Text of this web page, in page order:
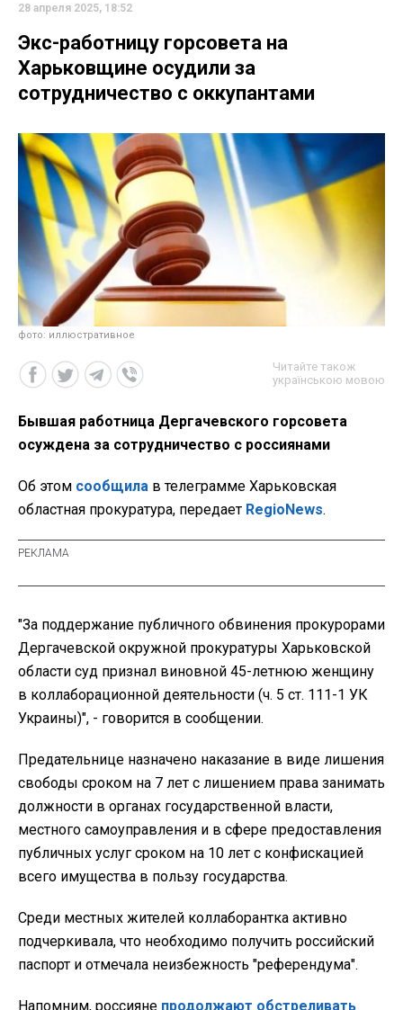
28 апреля 2025, 18:52
Экс-работницу горсовета на
Харьковщине осудили за
сотрудничество с оккупантами
фото: иллюстративное
Читайте також
українською мовою
Бывшая работница Дергачевского горсовета
осуждена за сотрудничество с россиянами
Об этом сообщила в телеграмме Харьковская
областная прокуратура, передает RegioNews.
"За поддержание публичного обвинения прокурорами
Дергачевской окружной прокуратуры Харьковской
области суд признал виновной 45-летнюю женщину
в коллаборационной деятельности (ч. 5 ст. 111-1 УК
Украины)", - говорится в сообщении.
Предательнице назначено наказание в виде лишения
свободы сроком на 7 лет с лишением права занимать
должности в органах государственной власти,
местного самоуправления и в сфере предоставления
публичных услуг сроком на 10 лет с конфискацией
всего имущества в пользу государства.
Среди местных жителей коллаборантка активно
подчеркивала, что необходимо получить российский
паспорт и отмечала неизбежность "референдума".
Напомним, россияне продолжают обстреливать